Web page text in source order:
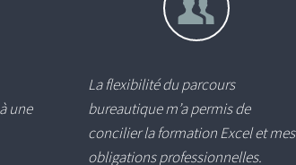
une
La flexibilité du parcours
bureautique m’a permis de
concilier la formation Excel et mes
obligations professionnelles.